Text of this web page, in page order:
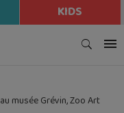
KIDS
musée Grévin, Zoo Art